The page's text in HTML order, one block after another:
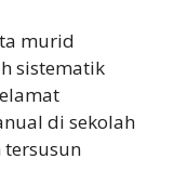
murid
sistematik
di sekolah
tersusun